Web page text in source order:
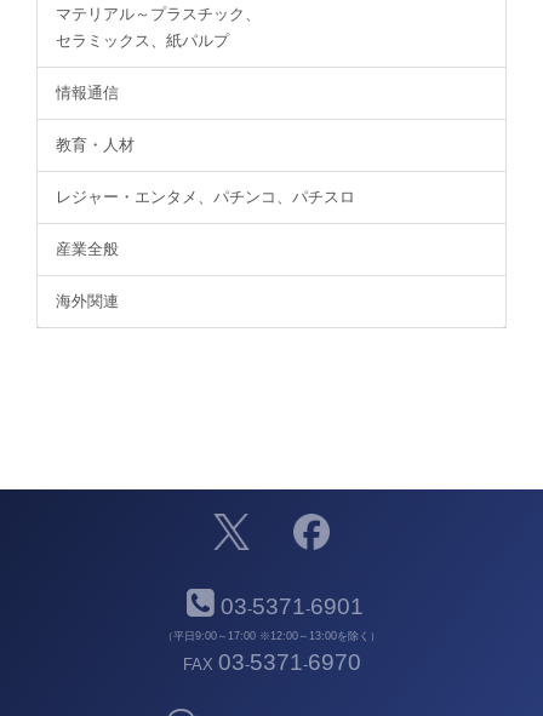
マテリアル～プラスチック、
セラミックス、紙パルプ
情報通信
教育・人材
レジャー・エンタメ、パチンコ、パチスロ
産業全般
海外関連
03-5371-6901
（平日9:00～17:00 ※12:00～13:00を除く）
FAX 03-5371-6970